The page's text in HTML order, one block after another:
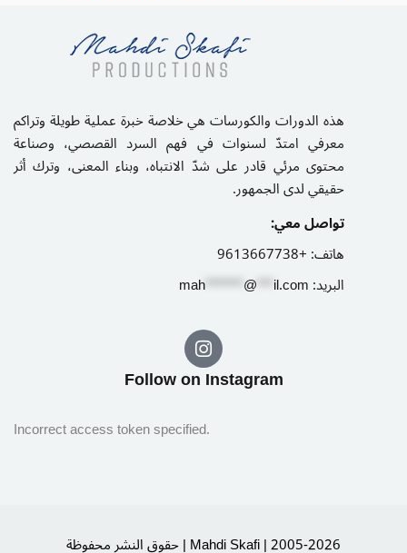
هذه الدورات والكورسات هي خلاصة خبرة عملية طويلة وتراكم
معرفي امتدّ لسنوات في فهم السرد القصصي، وصناعة
محتوى مرئي قادر على شدّ الانتباه، وبناء المعنى، وترك أثر
حقيقي لدى الجمهور.
تواصل معي:
هاتف:+9613667738
البريد:
mah*******@***il.com
Follow on Instagram​
Incorrect access token specified.
حقوق النشر محفوظة | Mahdi Skafi | 2005-2026